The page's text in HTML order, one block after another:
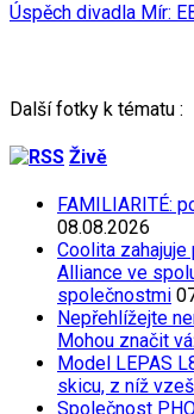
Úspěch divadla Mír:
Další fotky k tématu :
Živě
FAMILIARITÉ:
08.08.2026
Coolita
Alliance ve
společnostmi
Nepřehlížejte
Mohou značit
Model LEPAS
skicu, z níž
Společnost